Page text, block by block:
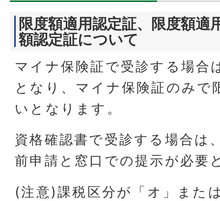
限度額適用認定証、限度額適
額認定証について
マイナ保険証で受診する場合
となり、マイナ保険証のみで
いとなります。
資格確認書で受診する場合は
前申請と窓口での提示が必要
(注意)課税区分が「オ」また